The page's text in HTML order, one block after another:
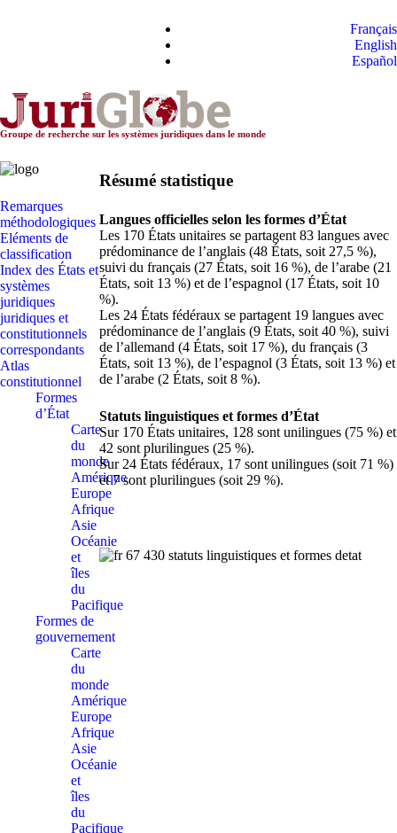
Français
English
Español
Groupe de recherche sur les systèmes juridiques dans le monde
Remarques
méthodologiques
Eléments de
classification
Index des États et
systèmes
juridiques
juridiques et
constitutionnels
correspondants
Atlas
constitutionnel
Formes
d’État
Carte
du
monde
Amérique
Europe
Afrique
Asie
Océanie
et
îles
du
Pacifique
Formes de
gouvernement
Carte
du
monde
Amérique
Europe
Afrique
Asie
Océanie
et
îles
du
Pacifique
Résumé statistique
Langues officielles selon les formes d’État
Les 170 États unitaires se partagent 83 langues avec
prédominance de l’anglais (48 États, soit 27,5 %),
suivi du français (27 États, soit 16 %), de l’arabe (21
États, soit 13 %) et de l’espagnol (17 États, soit 10
%).
Les 24 États fédéraux se partagent 19 langues avec
prédominance de l’anglais (9 États, soit 40 %), suivi
de l’allemand (4 États, soit 17 %), du français (3
États, soit 13 %), de l’espagnol (3 États, soit 13 %) et
de l’arabe (2 États, soit 8 %).
Statuts linguistiques et formes d’État
Sur 170 États unitaires, 128 sont unilingues (75 %) et
42 sont plurilingues (25 %).
Sur 24 États fédéraux, 17 sont unilingues (soit 71 %)
et 7 sont plurilingues (soit 29 %).